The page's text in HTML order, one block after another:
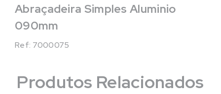
Abraçadeira Simples Aluminio
090mm
Ref: 7000075
Produtos Relacionados